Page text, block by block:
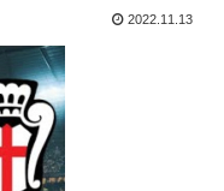
2022.11.13